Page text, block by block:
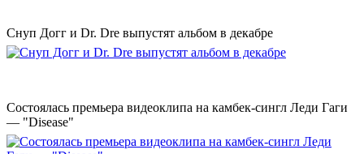
Снуп Догг и Dr. Dre выпустят альбом в декабре
Состоялась премьера видеоклипа на камбек-сингл Леди Гаги
— "Disease"